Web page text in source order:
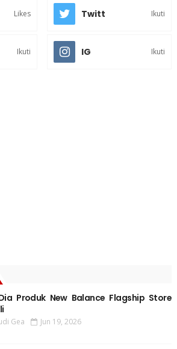
Likes Twitt Ikuti
Ikuti IG Ikuti
Produk New Balance Flagship Store
Gea Jun 19, 2026